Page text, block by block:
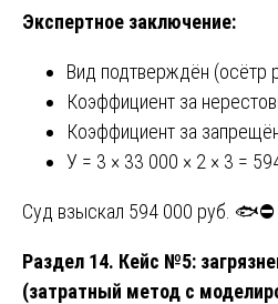
Экспертное заключение:
Вид подтверждён (осётр
Коэффициент за
Коэффициент за
У = 3 × 33 000 × 2 × 3 =
Суд взыскал 594 000 руб. 🐟⛔
Раздел 14. Кейс №5:
(затратный метод с